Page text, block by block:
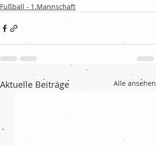
Fußball - 1.Mannschaft
Aktuelle Beiträge Alle ansehen